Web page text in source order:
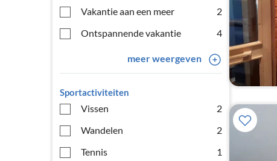
Vakantie aan een meer
2
Ontspannende vakantie
4
meer weergeven
Sportactiviteiten
Vissen
2
Wandelen
2
Tennis
1